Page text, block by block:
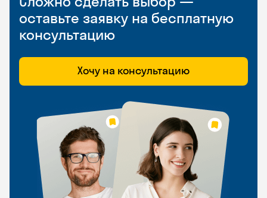
оставьте заявку на бесплатную
консультацию
Хочу на консультацию